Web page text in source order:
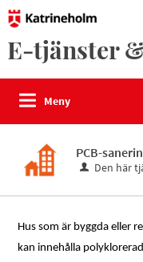
E-tjänster
Meny
PCB-
Den här
Hus som är byggda eller
kan innehålla